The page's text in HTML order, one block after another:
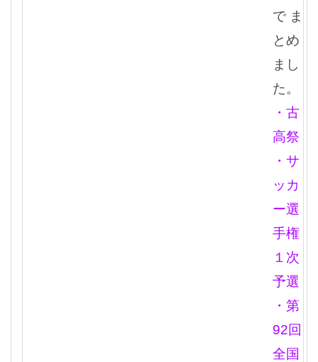
で ま
とめ
まし
た。
・古
高祭
・サ
ッカ
ー選
手権
１次
予選
・第
92回
全国